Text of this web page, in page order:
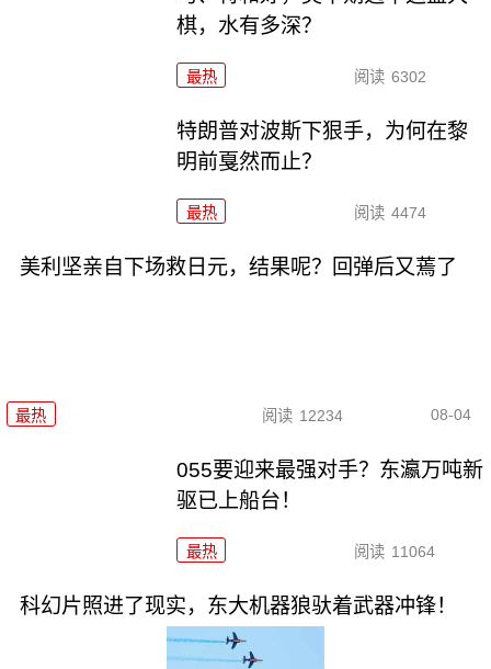
棋，水有多深？
最热 阅读 6302
特朗普对波斯下狠手，为何在黎
明前戛然而止？
最热 阅读 4474
美利坚亲自下场救日元，结果呢？回弹后又蔫了
最热 阅读 12234 08-04
055要迎来最强对手？东瀛万吨新
驱已上船台！
最热 阅读 11064
科幻片照进了现实，东大机器狼驮着武器冲锋！